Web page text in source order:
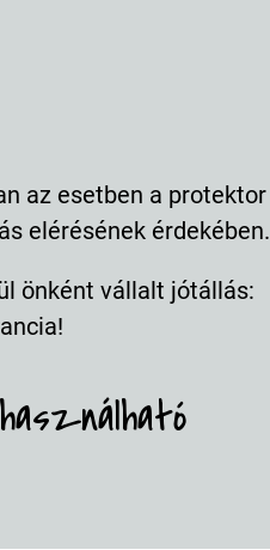
az esetben a protektor
elérésének érdekében.
önként vállalt jótállás: